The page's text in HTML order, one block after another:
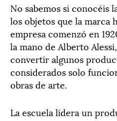
No sabemos si conocéis
los objetos que la marca
empresa comenzó en
la mano de Alberto
convertir algunos
considerados solo
obras de arte.
La escuela lidera un